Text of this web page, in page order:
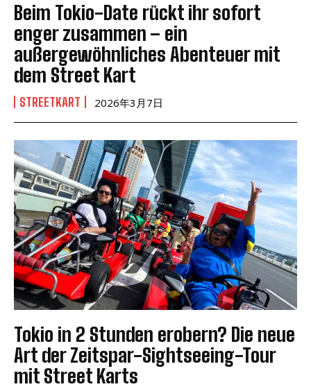
Beim Tokio-Date rückt ihr sofort
enger zusammen – ein
außergewöhnliches Abenteuer mit
dem Street Kart
STREETKART 2026年3月7日
Tokio in 2 Stunden erobern? Die neue
Art der Zeitspar-Sightseeing-Tour
mit Street Karts